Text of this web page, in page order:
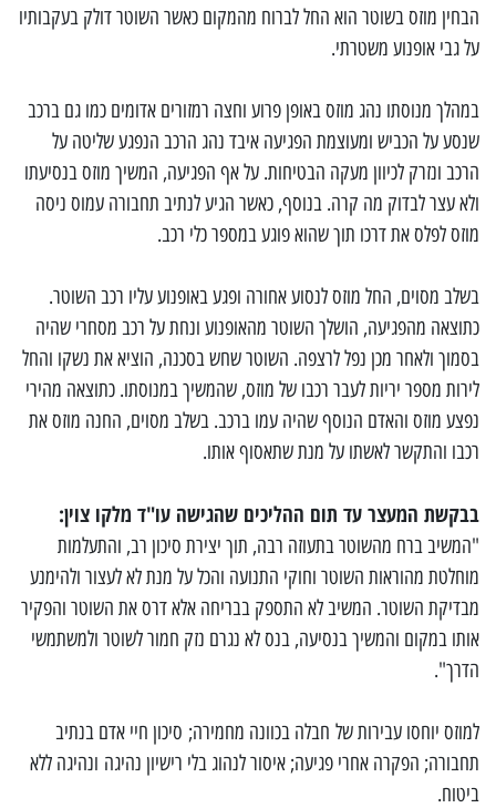
הבחין מוזס בשוטר הוא החל לברוח מהמקום כאשר השוטר דולק בעקבותיו
על גבי אופנוע משטרתי.
במהלך מנוסתו נהג מוזס באופן פרוע וחצה רמזורים אדומים כמו גם ברכב
שנסע על הכביש ומעוצמת הפגיעה איבד נהג הרכב הנפגע שליטה על
הרכב ונזרק לכיוון מעקה הבטיחות. על אף הפגיעה, המשיך מוזס בנסיעתו
ולא עצר לבדוק מה קרה. בנוסף, כאשר הגיע לנתיב תחבורה עמוס ניסה
מוזס לפלס את דרכו תוך שהוא פוגע במספר כלי רכב.
בשלב מסוים, החל מוזס לנסוע אחורה ופגע באופנוע עליו רכב השוטר.
כתוצאה מהפגיעה, הושלך השוטר מהאופנוע ונחת על רכב מסחרי שהיה
בסמוך ולאחר מכן נפל לרצפה. השוטר שחש בסכנה, הוציא את נשקו והחל
לירות מספר יריות לעבר רכבו של מוזס, שהמשיך במנוסתו. כתוצאה מהירי
נפצע מוזס והאדם הנוסף שהיה עמו ברכב. בשלב מסוים, החנה מוזס את
רכבו והתקשר לאשתו על מנת שתאסוף אותו.
בבקשת המעצר עד תום ההליכים שהגישה עו"ד מלקו צוין:
"המשיב ברח מהשוטר בתעוזה רבה, תוך יצירת סיכון רב, והתעלמות
מוחלטת מהוראות השוטר וחוקי התנועה והכל על מנת לא לעצור ולהימנע
מבדיקת השוטר. המשיב לא התספק בבריחה אלא דרס את השוטר והפקיר
אותו במקום והמשיך בנסיעה, בנס לא נגרם נזק חמור לשוטר ולמשתמשי
הדרך".
למוזס יוחסו עבירות של חבלה בכוונה מחמירה; סיכון חיי אדם בנתיב
תחבורה; הפקרה אחרי פגיעה; איסור לנהוג בלי רישיון נהיגה ונהיגה ללא
ביטוח.